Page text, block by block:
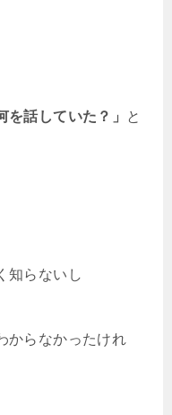
を話していた？」
と
知らないし
からなかったけれ